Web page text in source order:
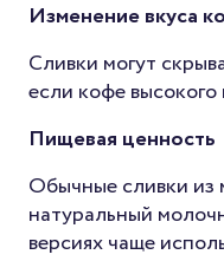
Изменение вкуса
Сливки могут
если кофе высокого
Пищевая ценность
Обычные сливки из
натуральный
версиях чаще